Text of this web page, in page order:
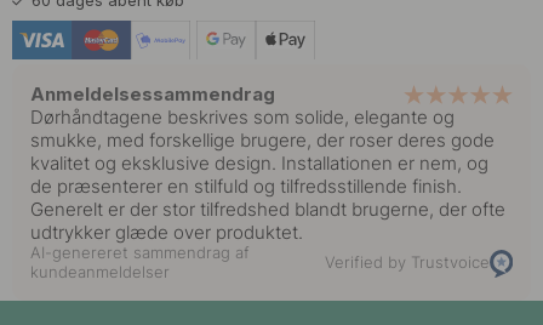
Anmeldelsessammendrag
Dørhåndtagene beskrives som solide, elegante og
smukke, med forskellige brugere, der roser deres gode
kvalitet og eksklusive design. Installationen er nem, og
de præsenterer en stilfuld og tilfredsstillende finish.
Generelt er der stor tilfredshed blandt brugerne, der ofte
udtrykker glæde over produktet.
AI-genereret sammendrag af
kundeanmeldelser
Verified by Trustvoice